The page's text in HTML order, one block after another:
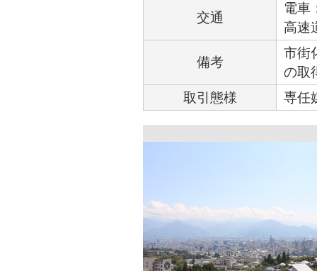
交通
電
高速
備考
市街
の取
取引態様
専任